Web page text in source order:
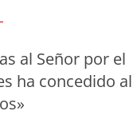
al Señor por el
ha concedido al